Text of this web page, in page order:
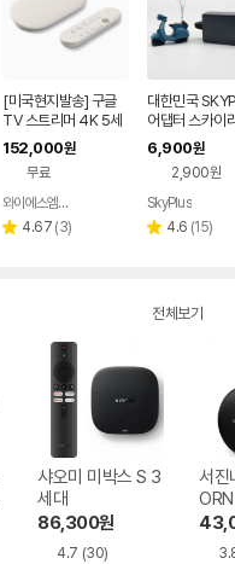
[미국현지발송] 구글
TV 스트리머 4K 5세
대 크롬캐스트 셋톱박
스 포세린 헤이즐
152,000원
무료
와이에스엠 글로벌
별 4.67 리
(3)
대한민국
어댑터 스카이
셋톱박스 호환
[전원코드포함]
6,900원
2,900원
페이
SkyPlus
별 4.6 리
(15)
전체보기
샤오미 미박스 S 3
세대
86,300원
4.7 (30)
서진
y K9